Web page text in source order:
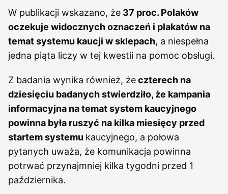
W publikacji wskazano, że 37 proc. Polaków
oczekuje widocznych oznaczeń i plakatów na
temat systemu kaucji w sklepach, a niespełna
jedna piąta liczy w tej kwestii na pomoc obsługi.
Z badania wynika również, żeczterech na
dziesięciu badanych stwierdziło, że kampania
informacyjna na temat system kaucyjnego
powinna była ruszyć na kilka miesięcy przed
startem systemu kaucyjnego, a połowa
pytanych uważa, że komunikacja powinna
potrwać przynajmniej kilka tygodni przed 1
października.